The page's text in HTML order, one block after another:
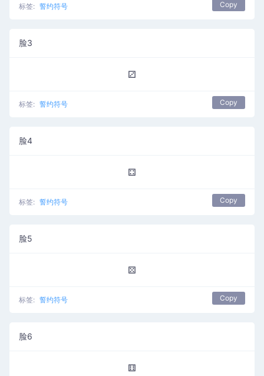
标签: 誓约符号 Copy
脸3
⚂
标签: 誓约符号 Copy
脸4
⚃
标签: 誓约符号 Copy
脸5
⚄
标签: 誓约符号 Copy
脸6
⚅